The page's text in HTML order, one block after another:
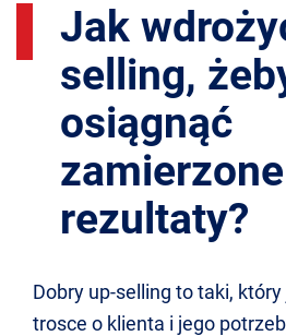
Jak
selling,
osiągnąć
zamierzone
rezultaty?
Dobry up-selling to taki,
trosce o klienta i jego